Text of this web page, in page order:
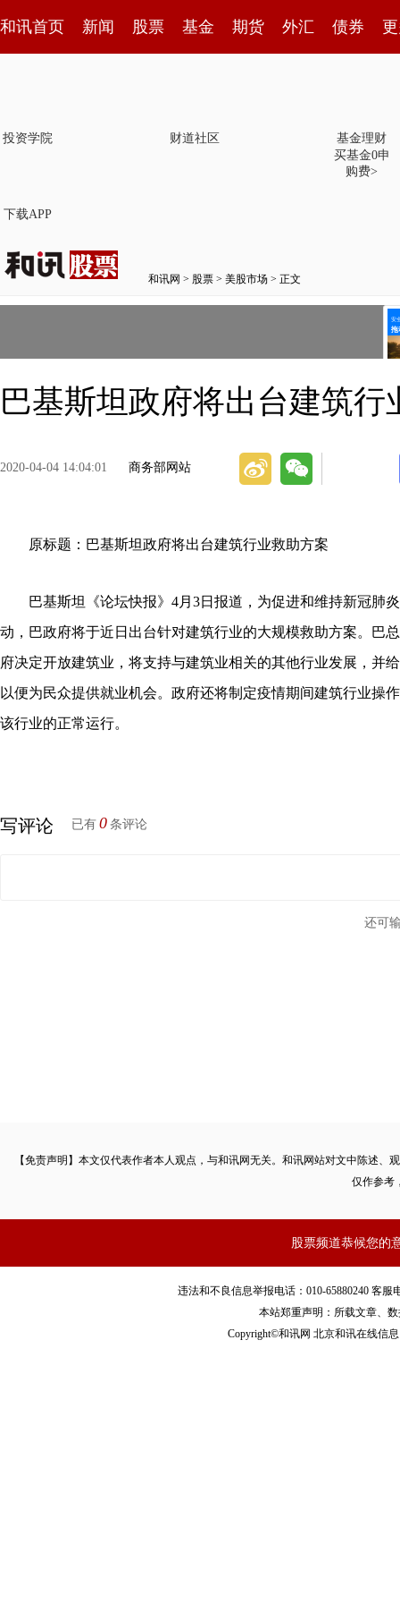
和讯首页 新闻 股票 基金 期货 外汇 债券
投资学院 财道社区
基金理财
买基金0申
购费>
下载APP
和讯网 > 股票 > 美股市场 > 正文
巴基斯坦政府将出台建筑行
2020-04-04 14:04:01 商务部网站
原标题：巴基斯坦政府将出台建筑行业救助方案
巴基斯坦《论坛快报》4月3日报道，为促进和维持新冠肺
动，巴政府将于近日出台针对建筑行业的大规模救助方案。巴
府决定开放建筑业，将支持与建筑业相关的其他行业发展，并
以便为民众提供就业机会。政府还将制定疫情期间建筑行业操
该行业的正常运行。
写评论 已有 0 条评论
还可
【免责声明】本文仅代表作者本人观点，与和讯网无关。和讯网站对文中陈述
仅作参考
股票频道恭候您的
违法和不良信息举报电话：010-65880240 客服
本站郑重声明：所载文章、
Copyright©和讯网 北京和讯在线信